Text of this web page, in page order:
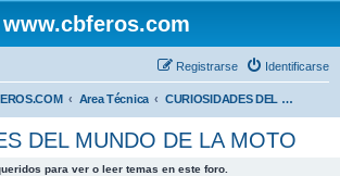
www.cbferos.com
Identificarse
Registrarse
Area Técnica CURIOSIDADES DEL MUNDO DE LA MOTO
DEL MUNDO DE LA MOTO
para ver o leer temas en este foro.